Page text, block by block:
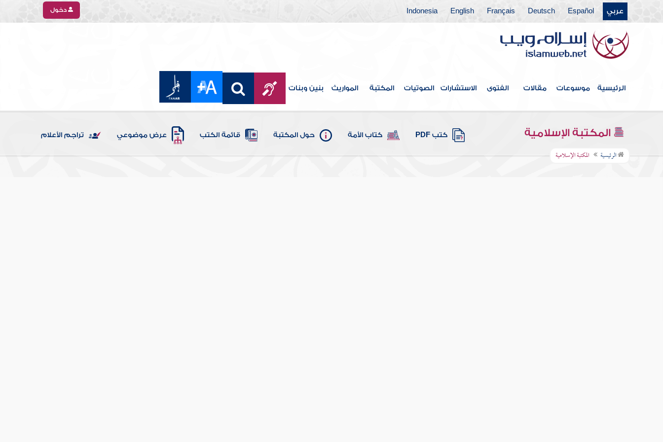
عربي Español
Deutsch
Français
English
Indonesia دخول
الرئيسية موسوعات مقالات الفتوى الاستشارات الصوتيات المكتبة المواريث بنين وبنات
المكتبة الإسلامية كتب PDF كتاب الأمة حول المكتبة قائمة الكتب عرض موضوعي تراجم الأعلام
الرئيسية المكتبة الإسلامية